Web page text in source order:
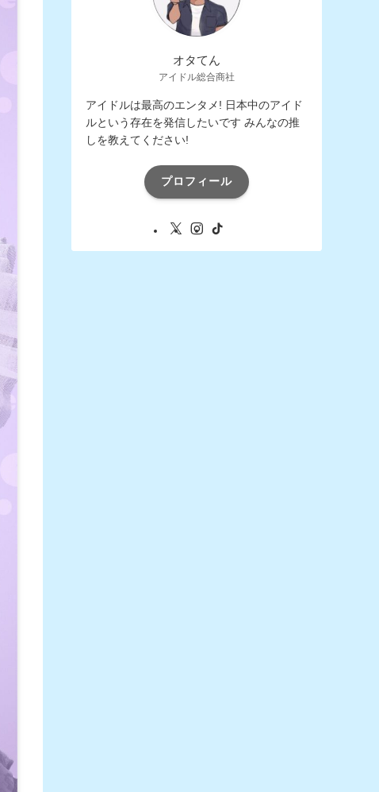
オタてん
アイドル総合商社
アイドルは最高のエンタメ! 日本中のアイド
ルという存在を発信したいです みんなの推
しを教えてください!
プロフィール